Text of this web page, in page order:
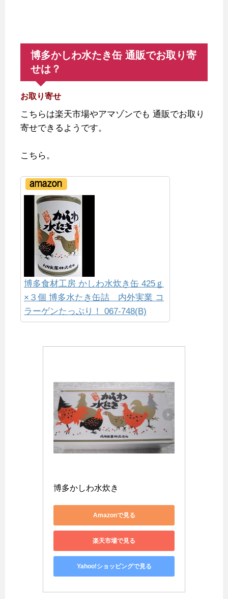
博多かしわ水たき缶 通販でお取り寄
せは？
お取り寄せ
こちらは楽天市場やアマゾンでも 通販でお取り
寄せできるようです。
こちら。
博多食材工房 かしわ水炊き缶 425ｇ
×３個 博多水たき缶詰 内外実業 コ
ラーゲンたっぷり！ 067-748(B)
博多かしわ水炊き
Amazonで見る
楽天市場で見る
Yahoo!ショッピングで見る